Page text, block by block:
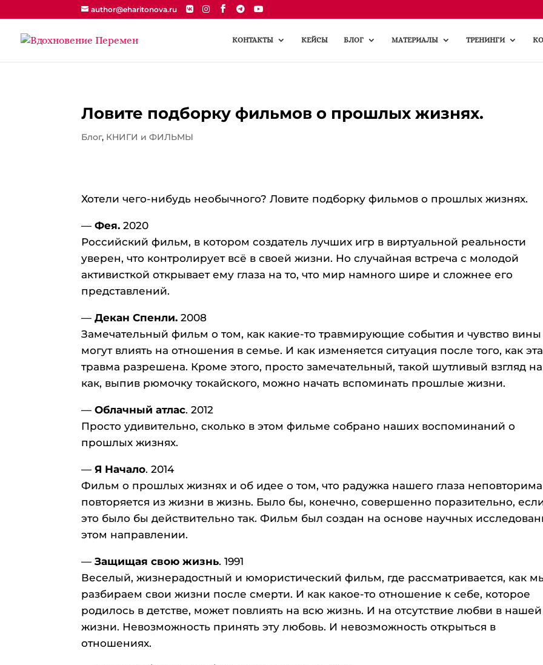
author@eharitonova.ru
КОНТАКТЫ КЕЙСЫ БЛОГ МАТЕРИАЛЫ ТРЕНИНГИ
Ловите подборку фильмов о прошлых жизнях.
Блог, КНИГИ и ФИЛЬМЫ
Хотели чего-нибудь необычного? Ловите подборку фильмов о прошлых жизнях.
— Фея. 2020
Российский фильм, в котором создатель лучших игр в виртуальной реальности
уверен, что контролирует всё в своей жизни. Но случайная встреча с молодой
активисткой открывает ему глаза на то, что мир намного шире и сложнее его
представлений.
— Декан Спенли. 2008
Замечательный фильм о том, как какие-то травмирующие события и чувство вины
могут влиять на отношения в семье. И как изменяется ситуация после того, как эта
травма разрешена. Кроме этого, просто замечательный, такой шутливый взгляд на
как, выпив рюмочку токайского, можно начать вспоминать прошлые жизни.
— Облачный атлас. 2012
Просто удивительно, сколько в этом фильме собрано наших воспоминаний о
прошлых жизнях.
—Я Начало. 2014
Фильм о прошлых жизнях и об идее о том, что радужка нашего глаза
повторяется из жизни в жизнь. Было бы, конечно, совершенно поразительно,
это было бы действительно так. Фильм был создан на основе научных
этом направлении.
—Защищая свою жизнь. 1991
Веселый, жизнерадостный и юмористический фильм, где рассматривается, как
разбираем свои жизни после смерти. И как какое-то отношение к себе, которое
родилось в детстве, может повлиять на всю жизнь. И на отсутствие любви в нашей
жизни. Невозможность принять эту любовь. И невозможность открыться в
отношениях.